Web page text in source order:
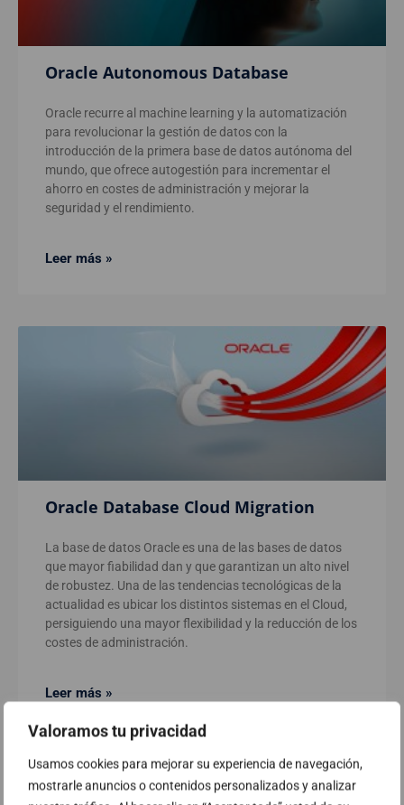
Valoramos tu privacidad
Usamos cookies para mejorar su experiencia de navegación,
mostrarle anuncios o contenidos personalizados y analizar
Oracle Autonomous Database
Oracle recurre al machine learning y la automatización
para revolucionar la gestión de datos con la
introducción de la primera base de datos autónoma del
mundo, que ofrece autogestión para incrementar el
ahorro en costes de administración y mejorar la
seguridad y el rendimiento.
Leer más »
Oracle Database Cloud Migration
La base de datos Oracle es una de las bases de datos
que mayor fiabilidad dan y que garantizan un alto nivel
de robustez. Una de las tendencias tecnológicas de la
actualidad es ubicar los distintos sistemas en el Cloud,
persiguiendo una mayor flexibilidad y la reducción de los
costes de administración.
Leer más »